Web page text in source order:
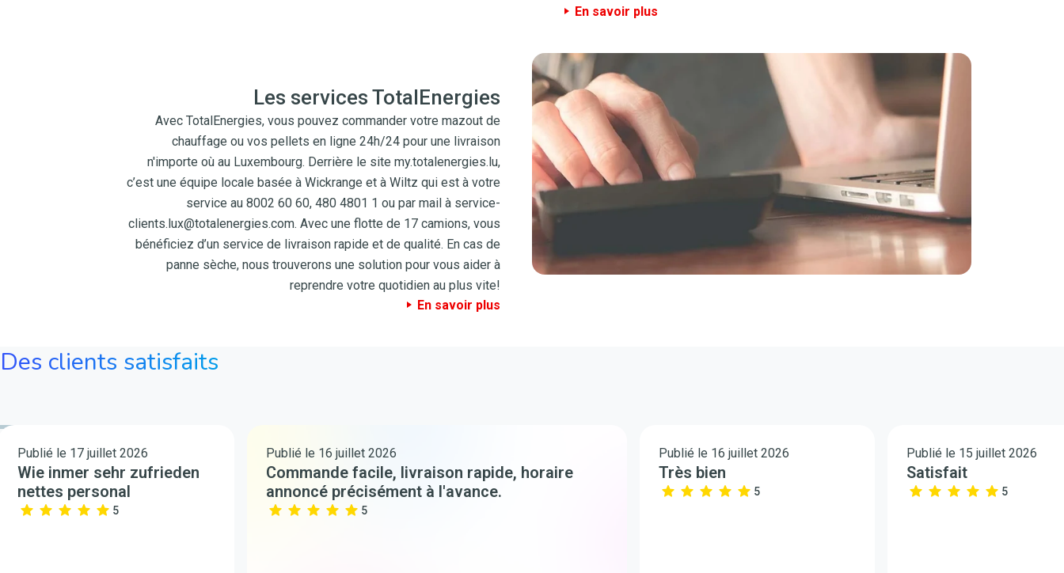
En savoir plus
Les services TotalEnergies
Avec TotalEnergies, vous pouvez commander votre mazout de
chauffage ou vos pellets en ligne 24h/24 pour une livraison
n'importe où au Luxembourg. Derrière le site my.totalenergies.lu,
c’est une équipe locale basée à Wickrange et à Wiltz qui est à votre
service au 8002 60 60, 480 4801 1 ou par mail à service-
clients.lux@totalenergies.com. Avec une flotte de 17 camions, vous
bénéficiez d’un service de livraison rapide et de qualité. En cas de
panne sèche, nous trouverons une solution pour vous aider à
reprendre votre quotidien au plus vite!
En savoir plus
Des clients satisfaits
Publié le 17 juillet 2026
Wie inmer sehr zufrieden
nettes personal
5
Publié le 16 juillet 2026
Commande facile, livraison rapide, horaire
annoncé précisément à l'avance.
5
Publié le 16 juillet 2026
Très bien
5
Publié le 15 juillet 2026
Satisfait
5